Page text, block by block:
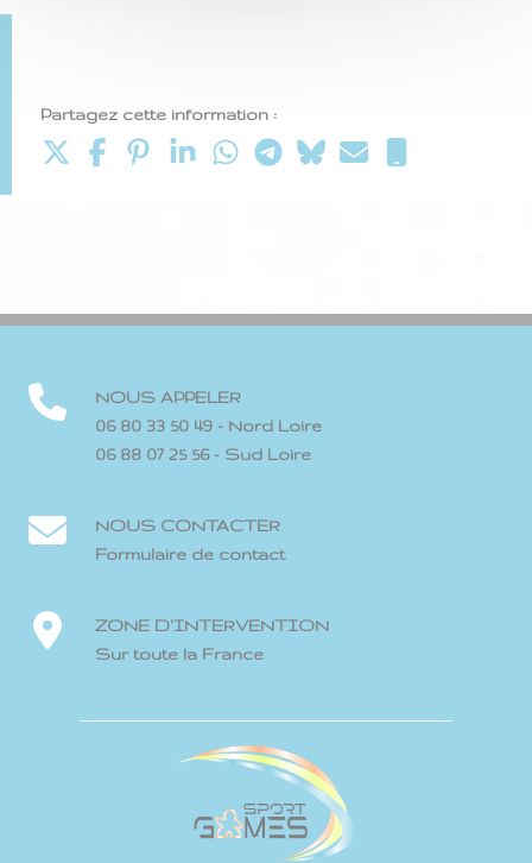
Partagez cette information :
NOUS APPELER
06 80 33 50 49 - Nord Loire
06 88 07 25 56 - Sud Loire
NOUS CONTACTER
Formulaire de contact
ZONE D'INTERVENTION
Sur toute la France